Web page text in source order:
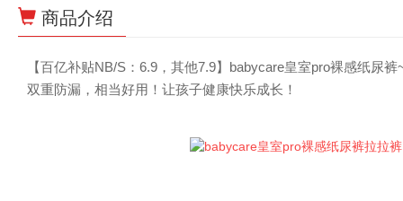
商品介绍
【百亿补贴NB/S：6.9，其他7.9】babycare皇室pro裸感纸尿
双重防漏，相当好用！让孩子健康快乐成长！